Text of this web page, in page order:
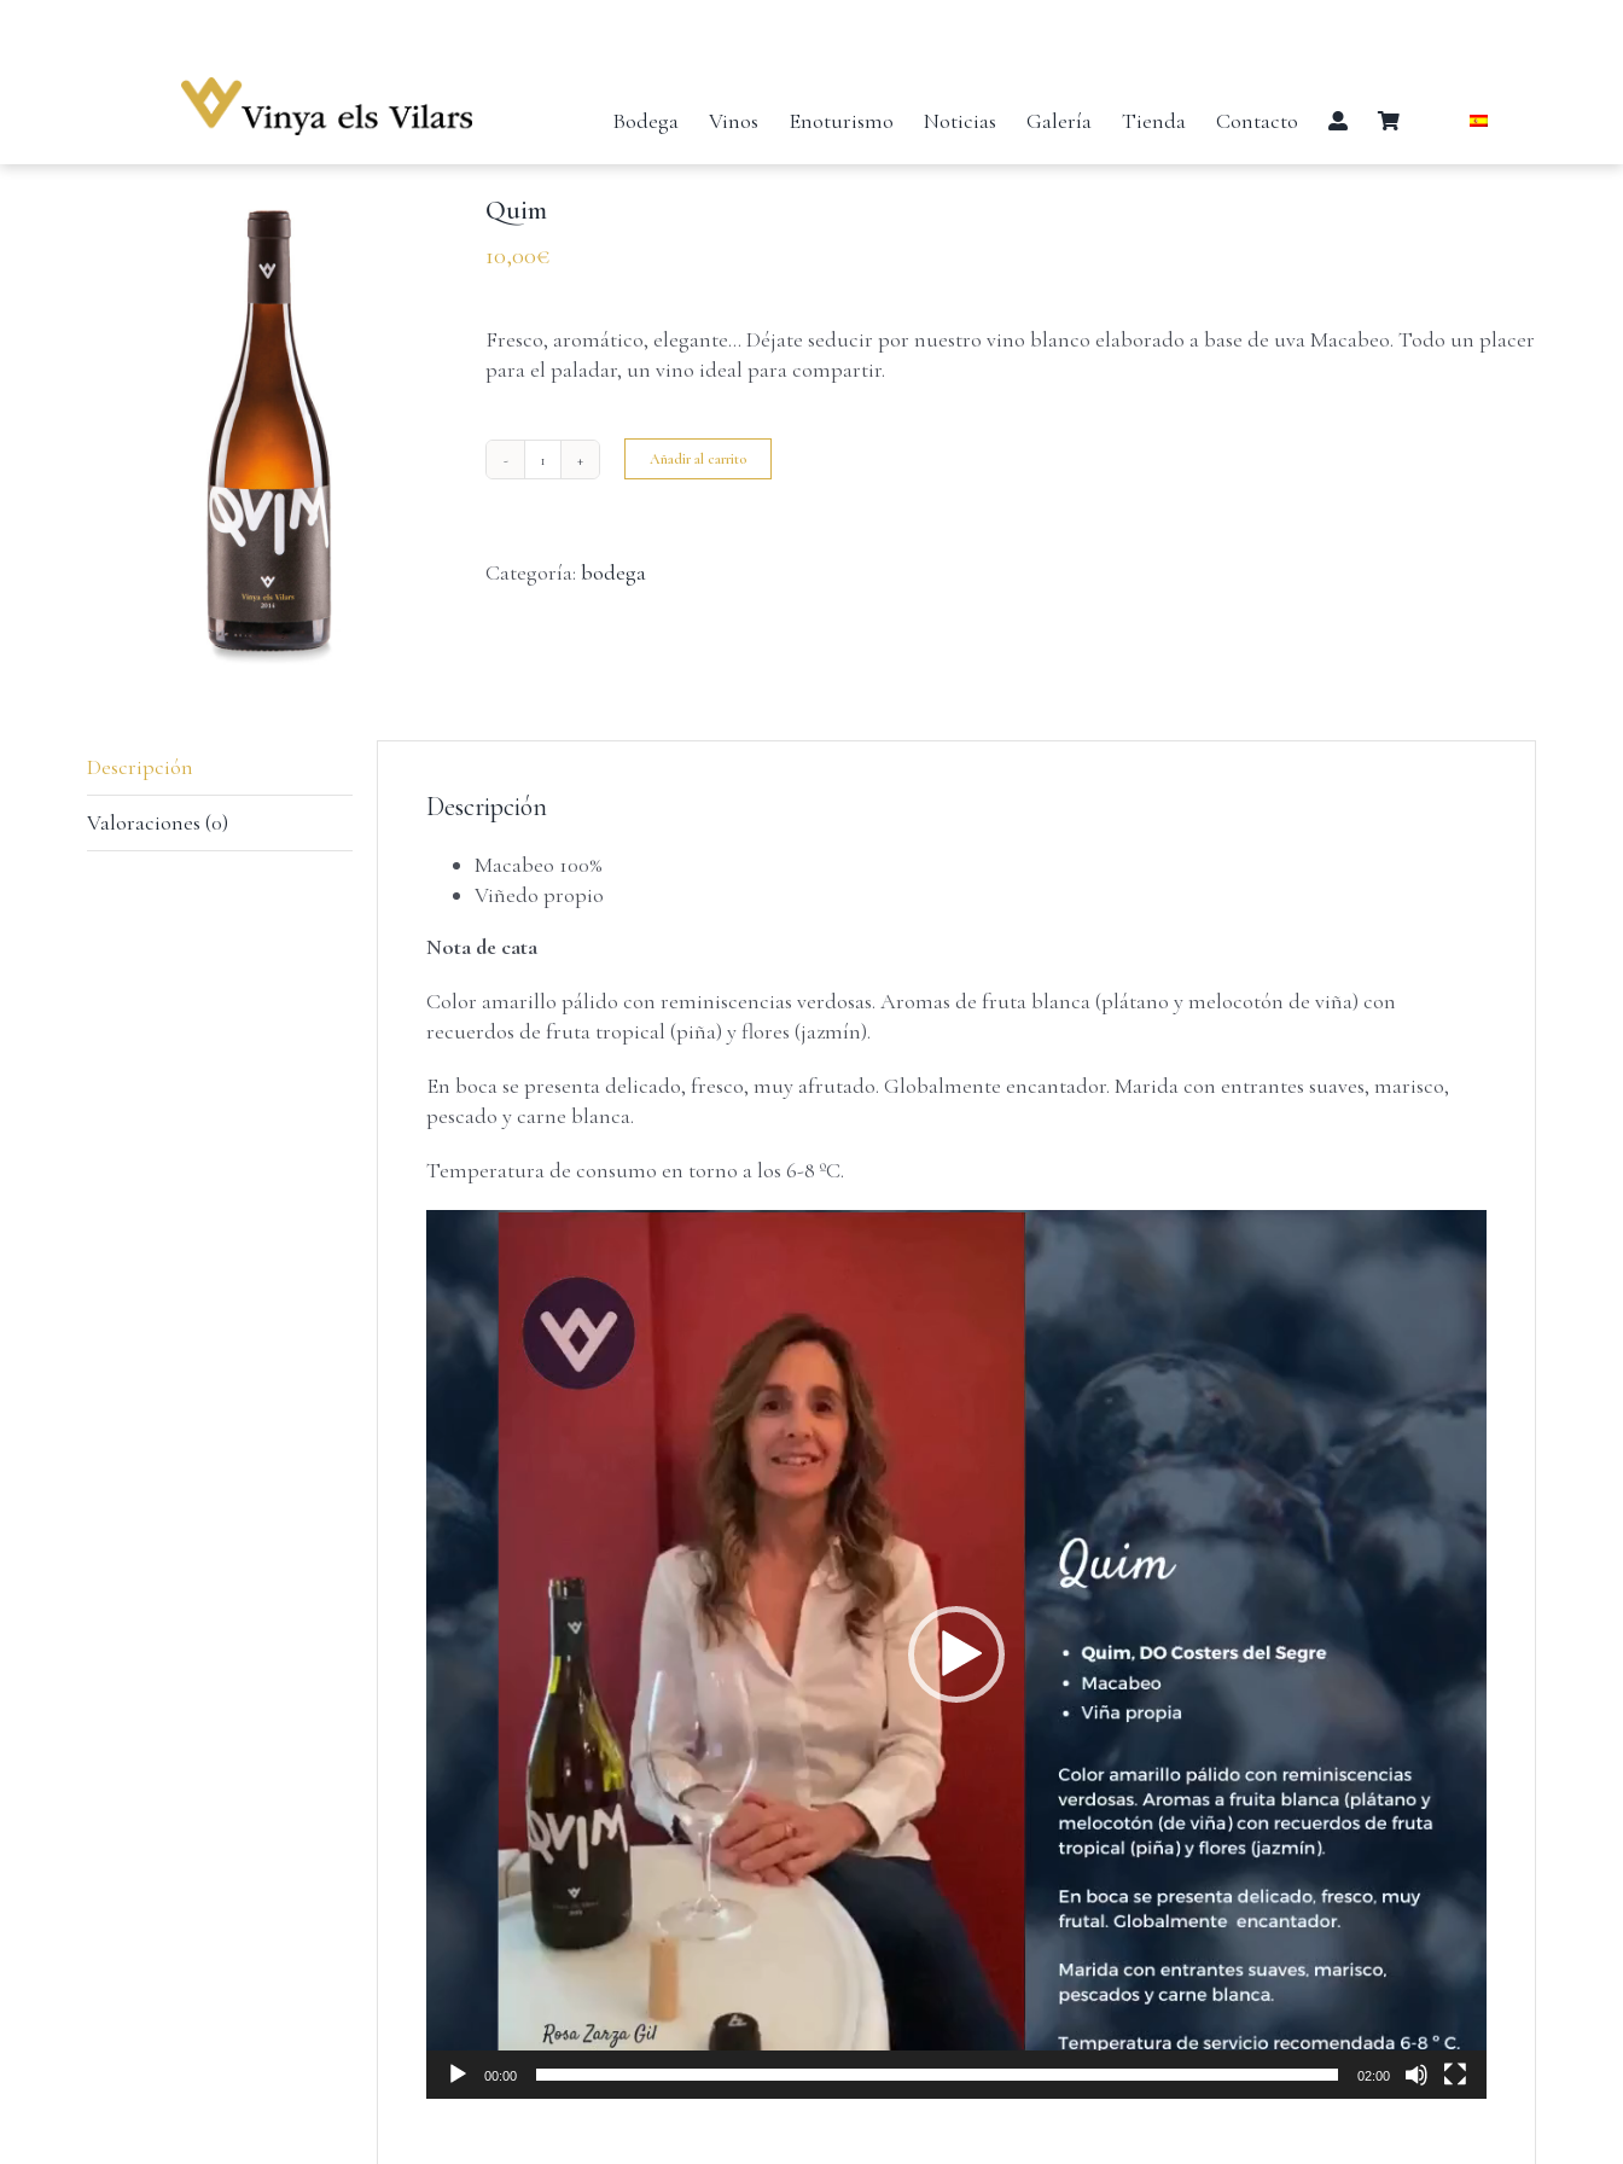
Bodega
Vinos Enoturismo Noticias Galería Tienda Contacto
Quim
10,00€
Fresco, aromático, elegante… Déjate seducir por nuestro vino blanco elaborado a base de uva Macabeo. Todo un placer
para el paladar, un vino ideal para compartir.
Quim
Añadir al carrito
Categoría: bodega
Descripción
Valoraciones (0) Descripción
Macabeo 100%
Viñedo propio
Nota de cata
Color amarillo pálido con reminiscencias verdosas. Aromas de fruta blanca (plátano y melocotón de viña) con
recuerdos de fruta tropical (piña) y flores (jazmín).
En boca se presenta delicado, fresco, muy afrutado. Globalmente encantador. Marida con entrantes suaves, marisco,
pescado y carne blanca.
Temperatura de consumo en torno a los 6-8 ºC.
vídeo
00:00 02:00